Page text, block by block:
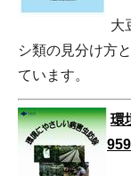
大
シ類の見分け方
ています。
環